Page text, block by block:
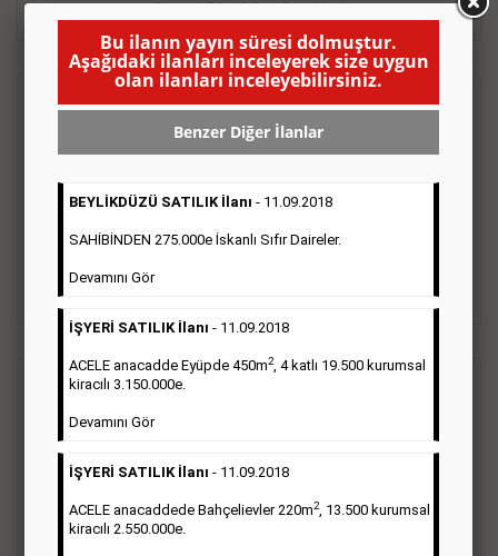
Detaylı Bilgi & İlan Örnekleri
Emlak İlanı
ifade edilebilen ilanlardır. Gazetelerin tirajını önemli ölçüde
etkilerler ve gazete gelirlerinin de önemli bir bölümünü
oluştururlar.Sabah sarı sayfa eleman ilanlarında 6 kelime
Sarı sayfa ilanlar alım- satım, duyuru, mini reklam şeklinde
ifade edilebilen ilanlardır. Gazetelerin tirajını önemli ölçüde
oluştururlar.Sabah sarı sayfa eleman ilanlarında 6 kelime
sayısı şartı aranmamaktadır.
Bu ilanın yayın süresi dolmuştur.
Aşağıdaki ilanları inceleyerek size uygun
olan ilanları inceleyebilirsiniz.
Benzer Diğer İlanlar
BEYLİKDÜZÜ SATILIK İlanı - 11.09.2018
SAHİBİNDEN 275.000e İskanlı Sıfır Daireler.
Devamını Gör
İŞYERİ SATILIK İlanı - 11.09.2018
ACELE anacadde Eyüpde 450m2, 4 katlı 19.500 kurumsal
kiracılı 3.150.000e.
Devamını Gör
İŞYERİ SATILIK İlanı - 11.09.2018
ACELE anacaddede Bahçelievler 220m2, 13.500 kurumsal
kiracılı 2.550.000e.